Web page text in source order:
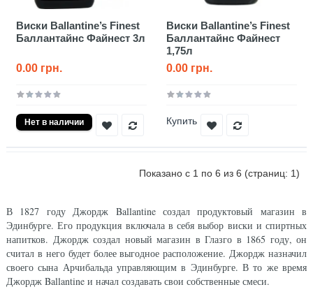
Виски Ballantine’s Finest
Баллантайнс Файнест 3л
0.00 грн.
Виски Ballantine’s Finest
Баллантайнс Файнест
1,75л
0.00 грн.
Купить
Показано с 1 по 6 из 6 (страниц: 1)
В 1827 году Джордж Ballantine создал продуктовый магазин в
Эдинбурге. Его продукция включала в себя выбор виски и спиртных
напитков. Джордж создал новый магазин в Глазго в 1865 году, он
считал в него будет более выгодное расположение. Джордж назначил
своего сына Арчибальда управляющим в Эдинбурге. В то же время
Джордж Ballantine и начал создавать свои собственные смеси.